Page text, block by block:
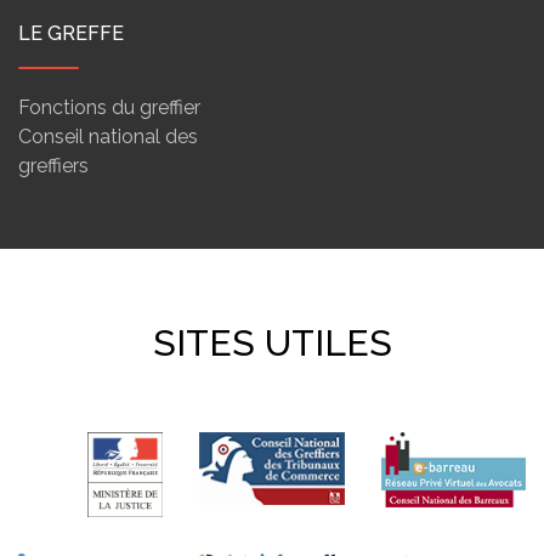
LE GREFFE
Fonctions du greffier
Conseil national des
greffiers
SITES UTILES